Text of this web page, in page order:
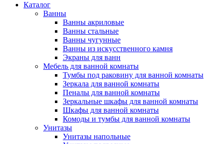
Каталог
Ванны
Ванны акриловые
Ванны стальные
Ванны чугунные
Ванны из искусственного камня
Экраны для ванн
Мебель для ванной комнаты
Тумбы под раковину для ванной комнаты
Зеркала для ванной комнаты
Пеналы для ванной комнаты
Зеркальные шкафы для ванной комнаты
Шкафы для ванной комнаты
Комоды и тумбы для ванной комнаты
Унитазы
Унитазы напольные